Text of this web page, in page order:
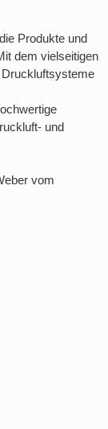
Produkte und
dem vielseitigen
Druckluftsysteme
und
vom